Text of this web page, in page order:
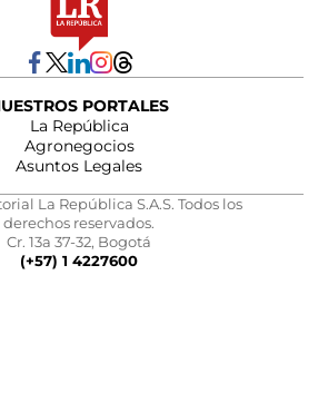
PORTALES
La República
Agronegocios
Asuntos Legales
La República S.A.S. Todos los
derechos reservados.
Cr. 13a 37-32, Bogotá
(+57) 1 4227600